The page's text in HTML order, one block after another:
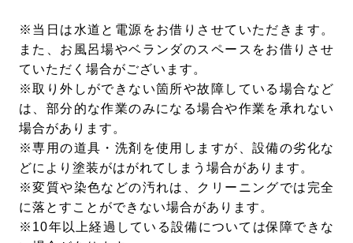
※当日は水道と電源をお借りさせていただきます。
また、お風呂場やベランダのスペースをお借りさせ
ていただく場合がございます。
※取り外しができない箇所や故障している場合など
は、部分的な作業のみになる場合や作業を承れない
場合があります。
※専用の道具・洗剤を使用しますが、設備の劣化な
どにより塗装がはがれてしまう場合があります。
※変質や染色などの汚れは、クリーニングでは完全
に落とすことができない場合があります。
※10年以上経過している設備については保障できな